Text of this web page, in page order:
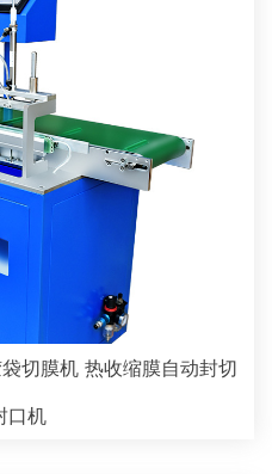
切膜机 热收缩膜自动封切
口机